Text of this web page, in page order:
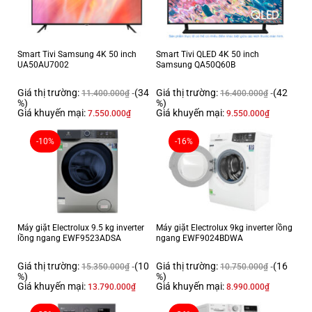
trình giặt tự động, loại bỏ vết bẩn trên quần áo dễ dàng, tăng cường bảo
vệ chất liệu vải với công nghệ AI DD, tích hợp công nghệ Inverter tiết
kiệm điện năng tối ưu, điều khiển máy giặt từ xa qua ứng dụng LG ThinQ
linh hoạt.
Thiết kế
chắn, bề mặt phủ tông màu đen thanh lịch, tô điểm cho không gian
phòng giặt đồ, ban công của gia đình thêm hiện đại, trang nhã.-Bảng
Smart Tivi Samsung 4K 50 inch
UA50AU7002
Giá thị trường: 11.400.000₫ (34
%)
Giá khuyến mại: 7.550.000₫
Smart Tivi QLED 4K 50 inch
Samsung QA50Q60B
Giá thị trường: 16.400.000₫ (42
%)
Giá khuyến mại: 9.550.000₫
-10%
Máy giặt Electrolux 9.5 kg inverter
lồng ngang EWF9523ADSA
Giá thị trường: 15.350.000₫ (10
%)
Giá khuyến mại: 13.790.000₫
-16%
Máy giặt Electrolux 9kg inverter lồng
ngang EWF9024BDWA
Giá thị trường: 10.750.000₫ (16
%)
Giá khuyến mại: 8.990.000₫